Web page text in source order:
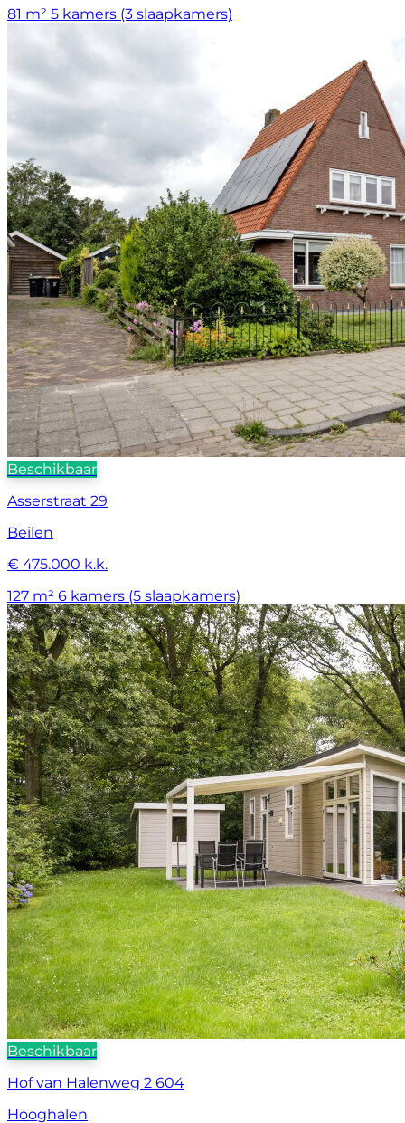
81 m² 5 kamers (3 slaapkamers)
Beschikbaar
Asserstraat 29
Beilen
€ 475.000 k.k.
127 m² 6 kamers (5 slaapkamers)
Beschikbaar
Hof van Halenweg 2 604
Hooghalen